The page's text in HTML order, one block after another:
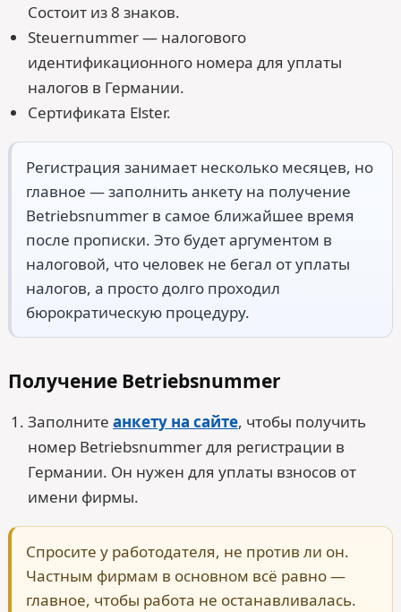
Состоит из 8 знаков.
Steuernummer — налогового
идентификационного номера для уплаты
налогов в Германии.
Сертификата Elster.
Регистрация занимает несколько месяцев, но
главное — заполнить анкету на получение
Betriebsnummer в самое ближайшее время
после прописки. Это будет аргументом в
налоговой, что человек не бегал от уплаты
налогов, а просто долго проходил
бюрократическую процедуру.
Получение Betriebsnummer
Заполните анкету на сайте, чтобы получить
номер Betriebsnummer для регистрации в
Германии. Он нужен для уплаты взносов от
имени фирмы.
Спросите у работодателя, не против ли он.
Частным фирмам в основном всё равно —
главное, чтобы работа не останавливалась.